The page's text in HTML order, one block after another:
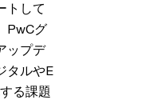
トして
PwCグ
ップデ
タルやE
る課題